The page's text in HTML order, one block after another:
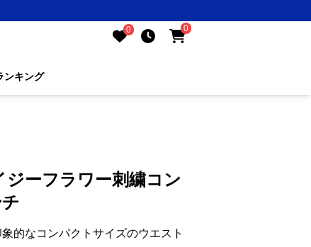
0 0
ンキング
ーフラワー刺繍コン
的なコンパクトサイズのウエスト